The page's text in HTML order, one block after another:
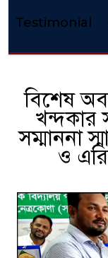
Testimonial
বিশেষ
খন্দকার
সম্মাননা
ও